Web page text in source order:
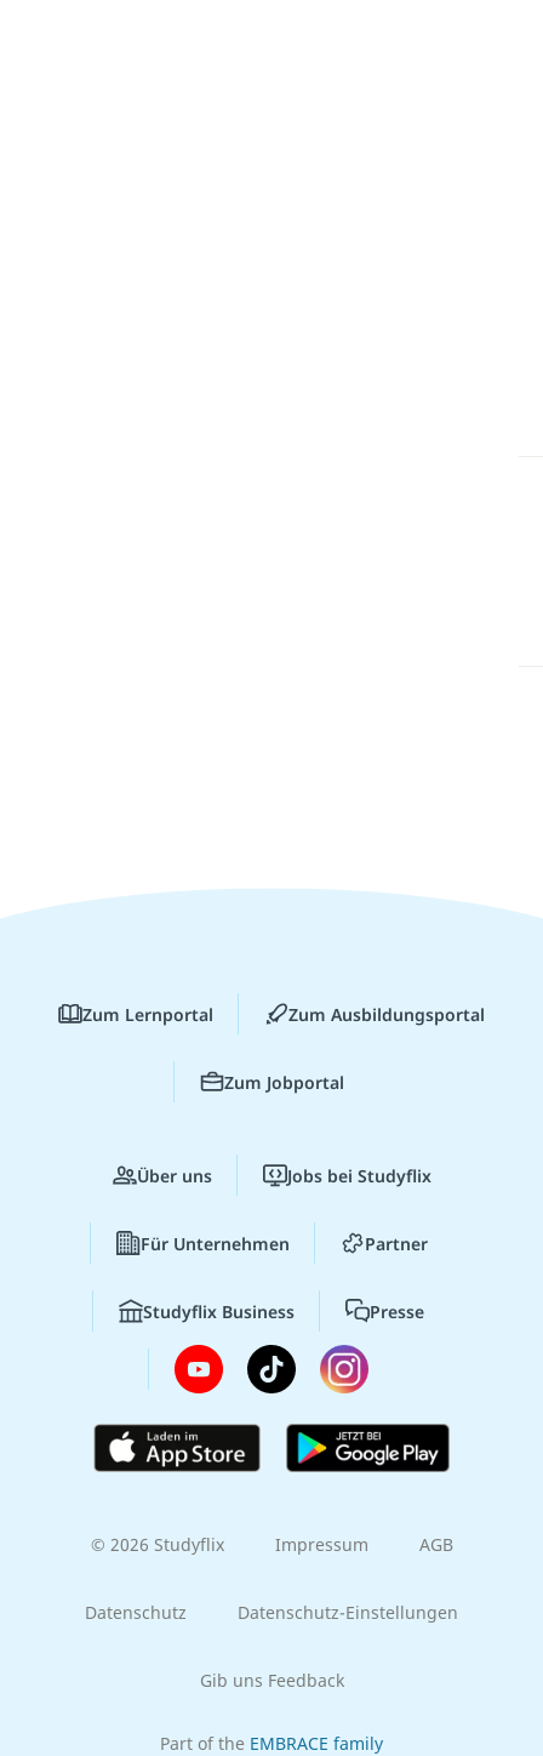
Zum Lernportal Zum Ausbildungsportal
Zum Jobportal
Über uns Jobs bei Studyflix
Für Unternehmen Partner
Studyflix Business Presse
© 2026 Studyflix Impressum AGB
Datenschutz Datenschutz-Einstellungen
Gib uns Feedback
Part of the EMBRACE family